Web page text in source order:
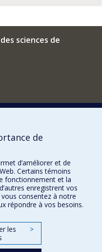
sciences de
de
d’améliorer et de
Certains témoins
fonctionnement et la
enregistrent vos
consentez à notre
répondre à vos besoins.
les
>